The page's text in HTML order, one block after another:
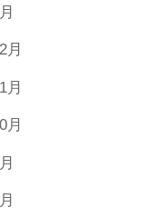
月
月
月